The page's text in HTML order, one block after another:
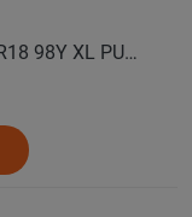
COMFORSER Автошина 235/45 ZR18 98Y XL PURESPEED лето